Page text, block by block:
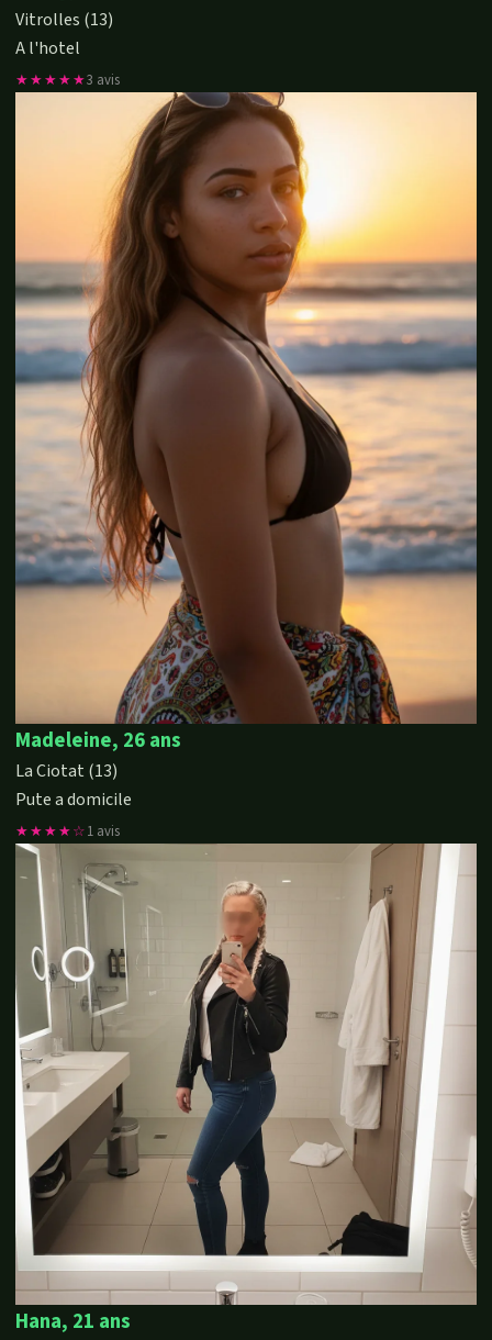
Vitrolles (13)
A l'hotel
★★★★★3 avis
Madeleine, 26 ans
La Ciotat (13)
Pute a domicile
★★★★☆1 avis
Hana, 21 ans